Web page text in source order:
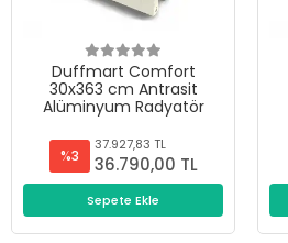
Duffmart Comfort
30x363 cm Antrasit
Alüminyum Radyatör
%3
37.927,83 TL
36.790,00 TL
Sepete Ekle